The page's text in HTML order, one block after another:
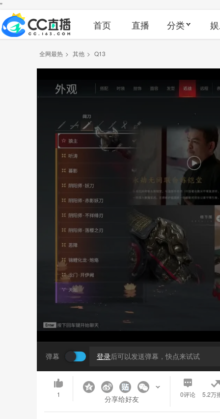
"
首页 直播 分类
全网最热 > 其他 > Q13
弹幕 登录后可以发送弹幕，快点来试试
1 分享给好友 0评论 5.2万